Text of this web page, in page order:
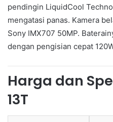
pendingin LiquidCool
mengatasi panas. Kamera
Sony IMX707 50MP.
dengan pengisian cepat
Harga dan
13T